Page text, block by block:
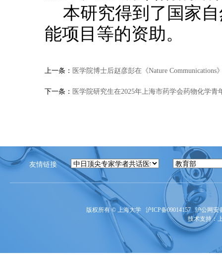
本研究得到了国家
能项目等的资助。
上一条： 医学院博士后赵彦彭在《Nature Communications
下一条： 医学院研究生在2025年上海市药学会药物化学青
友情链接
版权所有 © 上海大学 沪ICP备09014157 沪公网安
技术支持：